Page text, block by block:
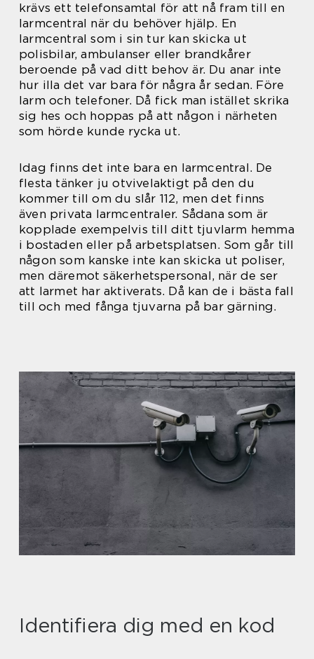
krävs ett telefonsamtal för att nå fram till en
larmcentral när du behöver hjälp. En
larmcentral som i sin tur kan skicka ut
polisbilar, ambulanser eller brandkårer
beroende på vad ditt behov är. Du anar inte
hur illa det var bara för några år sedan. Före
larm och telefoner. Då fick man istället skrika
sig hes och hoppas på att någon i närheten
som hörde kunde rycka ut.
Idag finns det inte bara en larmcentral. De
flesta tänker ju otvivelaktigt på den du
kommer till om du slår 112, men det finns
även privata larmcentraler. Sådana som är
kopplade exempelvis till ditt tjuvlarm hemma
i bostaden eller på arbetsplatsen. Som går till
någon som kanske inte kan skicka ut poliser,
men däremot säkerhetspersonal, när de ser
att larmet har aktiverats. Då kan de i bästa fall
till och med fånga tjuvarna på bar gärning.
Identifiera dig med en kod